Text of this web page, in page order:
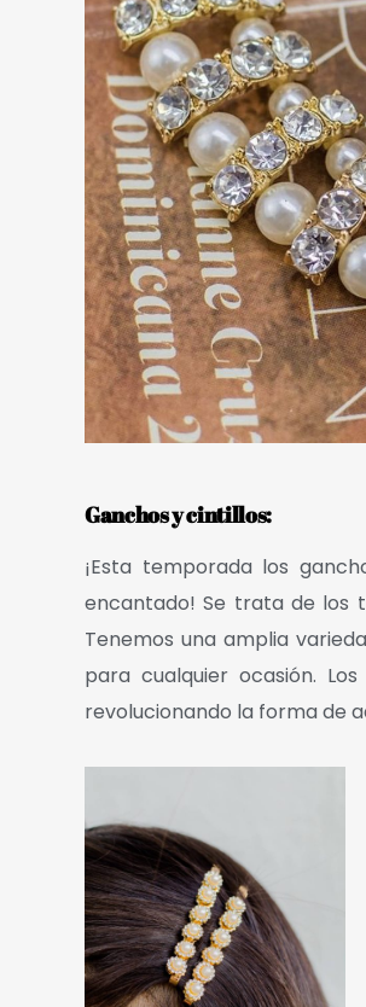
Ganchos y cintillos:
¡Esta temporada los
encantado! Se trata de los
Tenemos una amplia
para cualquier ocasión.
revolucionando la forma de